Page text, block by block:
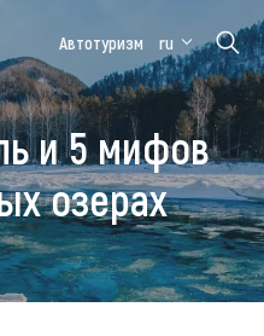
Медицинский
форум
Алтайская
зимовка
Автотуризм ru
и 5 мифов
озерах